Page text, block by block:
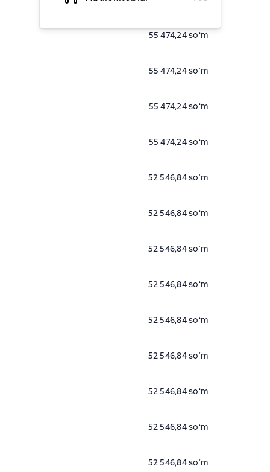
55 474,24 soʻm
55 474,24 soʻm
55 474,24 soʻm
55 474,24 soʻm
52 546,84 soʻm
52 546,84 soʻm
52 546,84 soʻm
52 546,84 soʻm
52 546,84 soʻm
52 546,84 soʻm
52 546,84 soʻm
52 546,84 soʻm
52 546,84 soʻm